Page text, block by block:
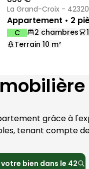
La Grand-Croix - 42320
Appartement • 2
DPE :
C
,
2 chambres
,
Terrain 10 m²
grâce à
tenant compte
bien dans le 42